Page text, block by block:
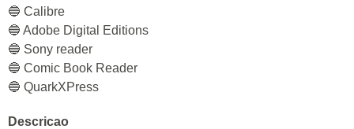
🔵 Calibre
🔵 Adobe Digital Editions
🔵 Sony reader
🔵 Comic Book Reader
🔵 QuarkXPress
Descricao